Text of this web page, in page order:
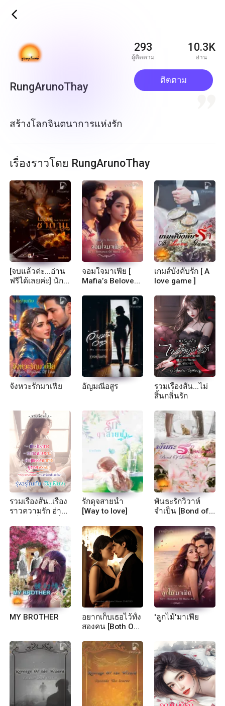
ic_back
RungArunoThay
293
ผู้ติดตาม
10.3K
อ่าน
ติดตาม
สร้างโลกจินตนาการแห่งรัก
เรื่องราวโดย RungArunoThay
[จบแล้วค่ะ...อ่าน
ฟรีได้เลยค่ะ] นัก
DevIL’S SLAYER ]
SET : Romance
Of Devil 4th
จอมใจมาเฟีย [
Mafia’s Beloved ]
Of Mafia 5th
เกมส์บังคับรัก [ A
love game ]
จังหวะรักมาเฟีย อัญมณีอสูร
รวมเรื่องสั้น...ไม่
สิ้นกลิ่นรัก
รวมเรื่องสั้น..เรื่อง
ราวความรัก อ่าน
รักดุจสายน้ำ
[Way to love]
พันธะรักวิวาห์
จำเป็น [Bond of
MY BROTHER
อยากเก็บเธอไว้ทั้ง
สองคน [Both Of
'ลูกไม้'มาเฟีย